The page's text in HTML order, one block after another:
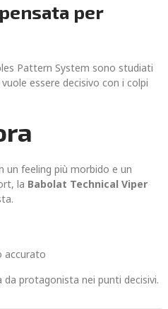
per
Pattern System sono studiati
essere decisivo con i colpi
un feeling più morbido e un
la Babolat Technical Viper
accurato
da protagonista nei punti decisivi.